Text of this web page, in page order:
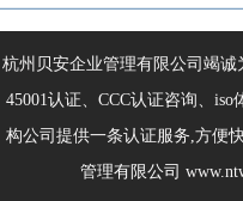
杭州贝安企业管理有限公司竭诚
45001认证、CCC认证咨询、
构公司提供一条认证服务,方便
管理有限公司